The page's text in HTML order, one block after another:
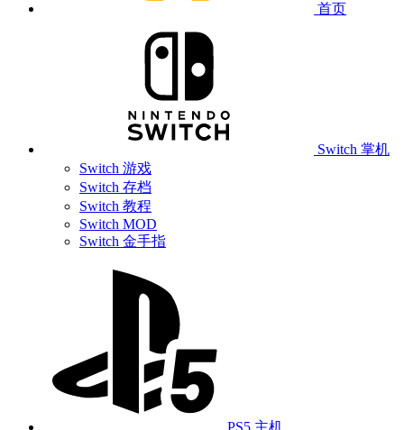
首页
Switch 掌机
Switch 游戏
Switch 存档
Switch 教程
Switch MOD
Switch 金手指